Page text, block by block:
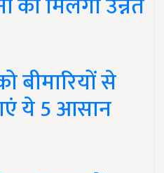
से
ये 5 आसान